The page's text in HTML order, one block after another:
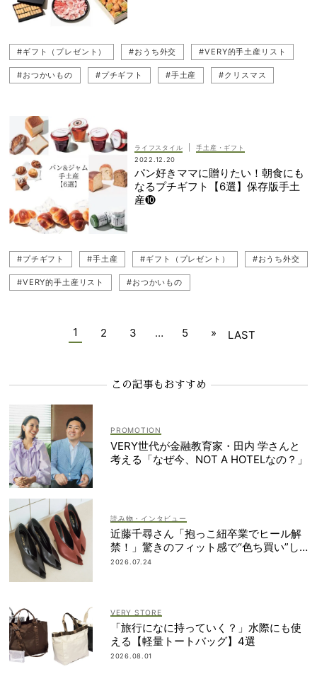
#ギフト（プレゼント） #おうち外交 #VERY的手土産リスト
#おつかいもの #プチギフト #手土産 #クリスマス
ライフスタイル
手土産・ギフト
2022.12.20
パン好きママに贈りたい！朝食にも
なるプチギフト【6選】保存版手土
産❿
#プチギフト #手土産 #ギフト（プレゼント） #おうち外交
#VERY的手土産リスト #おつかいもの
1 2 3 … 5 » LAST
この記事もおすすめ
VERY世代が金融教育家・田内 学さんと
考える「なぜ今、NOT A HOTELなの？」
読み物・インタビュー
近藤千尋さん「抱っこ紐卒業でヒール解
禁！」驚きのフィット感で“色ち買い”し
たパンプスって？
2026.07.24
VERY STORE
「旅行になに持っていく？」水際にも使
える【軽量トートバッグ】4選
2026.08.01